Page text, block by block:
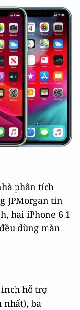
phân tích
JPMorgan tin
hai iPhone 6.1
dùng màn
inch hỗ trợ
nhất), ba